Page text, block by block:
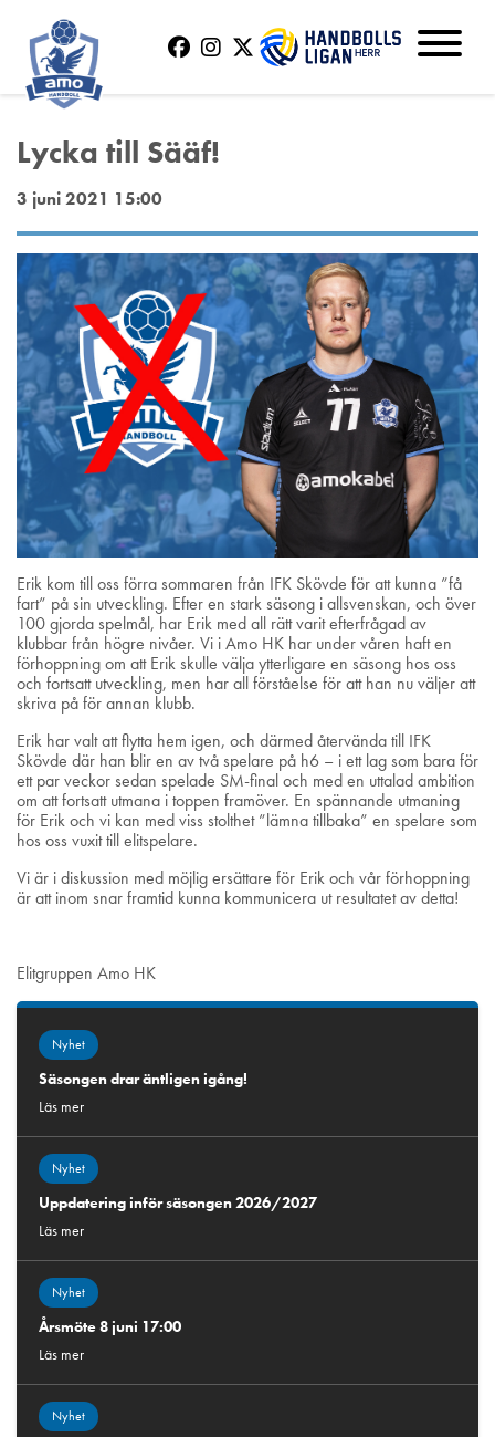
Lycka till Sääf!
3 juni 2021 15:00
Erik kom till oss förra sommaren från IFK Skövde för att kunna ”få
fart” på sin utveckling. Efter en stark säsong i allsvenskan, och över
100 gjorda spelmål, har Erik med all rätt varit efterfrågad av
klubbar från högre nivåer. Vi i Amo HK har under våren haft en
förhoppning om att Erik skulle välja ytterligare en säsong hos oss
och fortsatt utveckling, men har all förståelse för att han nu väljer att
skriva på för annan klubb.
Erik har valt att flytta hem igen, och därmed återvända till IFK
Skövde där han blir en av två spelare på h6 – i ett lag som bara för
ett par veckor sedan spelade SM-final och med en uttalad ambition
om att fortsatt utmana i toppen framöver. En spännande utmaning
för Erik och vi kan med viss stolthet ”lämna tillbaka” en spelare som
hos oss vuxit till elitspelare.
Vi är i diskussion med möjlig ersättare för Erik och vår förhoppning
är att inom snar framtid kunna kommunicera ut resultatet av detta!
Elitgruppen Amo HK
Nyhet
Säsongen drar äntligen igång!
Läs mer
Nyhet
Uppdatering inför säsongen 2026/2027
Läs mer
Nyhet
Årsmöte 8 juni 17:00
Läs mer
Nyhet